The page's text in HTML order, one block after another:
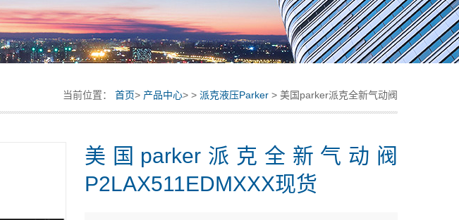
当前位置： 首页> 产品中心> > 派克液压Parker > 美国parker派克全新气动阀
P2LAX511EDMXXX现货
美国parker派克全新气动阀
P2LAX511EDMXXX现货